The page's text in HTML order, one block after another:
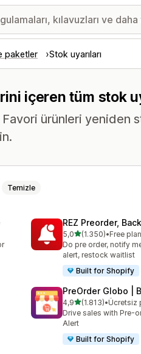
paketler Stok uyarıları
içeren tüm stok
ürünleri yeniden
Temizle
REZ Preorder,
5,05 yıldız üzerinden
(1.350)
toplam 1350•Free
Do pre order, notify
alert, restock waitlist
Built for Shopify
PreOrder Globo |
4,95 yıldız üzerinden
(1.813)
toplam 1813•Ücretsiz
Drive sales with Pre-
Alert
Built for Shopify